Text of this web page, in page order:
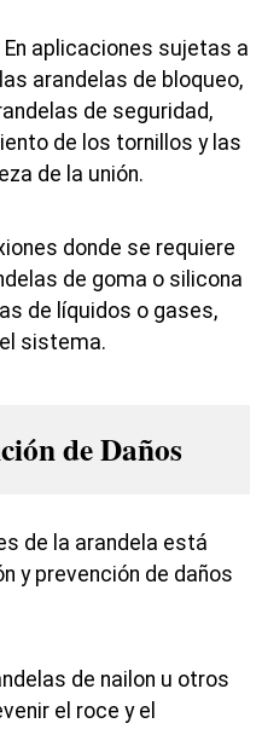
aplicaciones sujetas a
arandelas de bloqueo,
de seguridad,
de los tornillos y las
de la unión.
donde se requiere
de goma o silicona
de líquidos o gases,
sistema.
de Daños
de la arandela está
y prevención de daños
de nailon u otros
el roce y el